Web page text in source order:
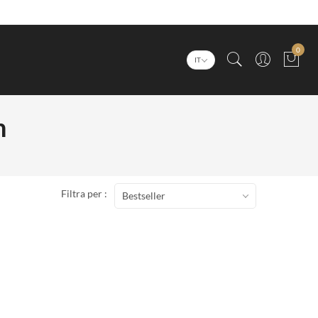
IT
0
Filtra per : Bestseller